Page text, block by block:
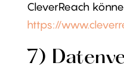
CleverReach
https://
7)